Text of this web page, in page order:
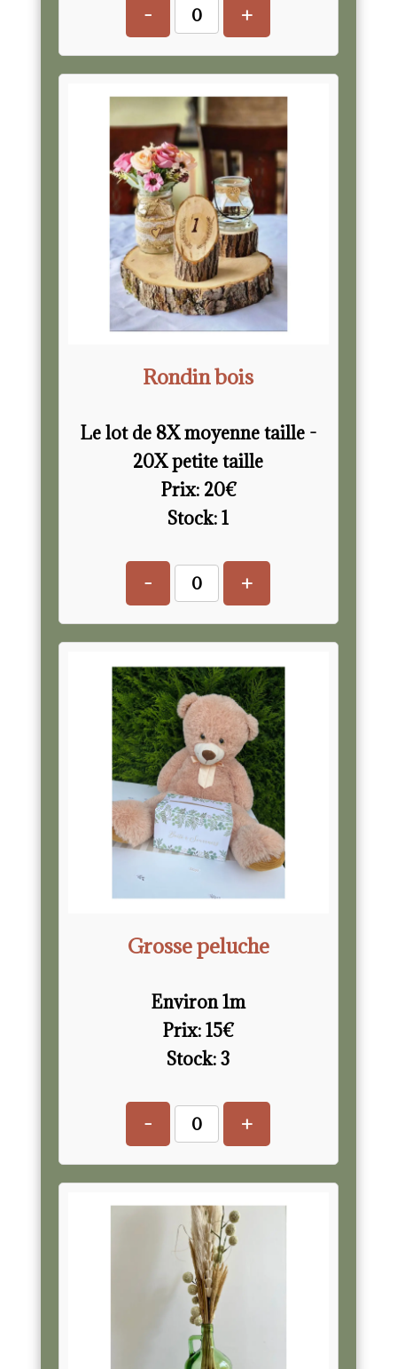
- +
Rondin bois
Le lot de 8X moyenne taille -
20X petite taille
Prix: 20€
Stock:1
- +
Grosse peluche
Environ 1m
Prix:15€
Stock:3
- +